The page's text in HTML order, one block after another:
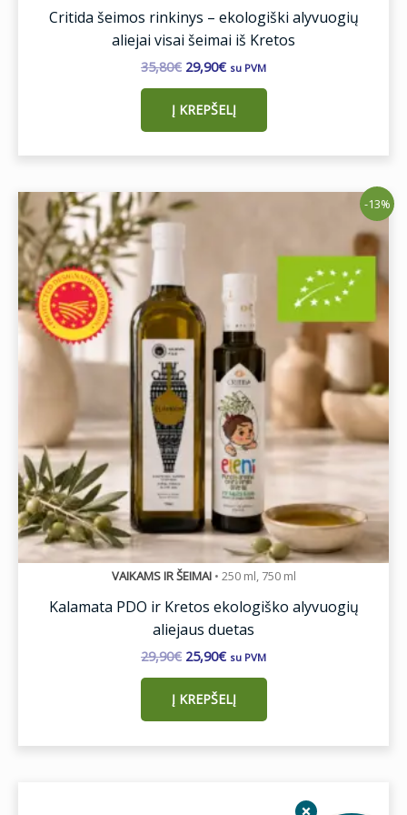
Critida šeimos rinkinys – ekologiški alyvuogių
aliejai visai šeimai iš Kretos
35,80€ 29,90€ su PVM
Į KREPŠELĮ
-13%
VAIKAMS IR ŠEIMAI• 250 ml, 750 ml
Kalamata PDO ir Kretos ekologiško alyvuogių
aliejaus duetas
29,90€
Original
price
25,90€ su PVM
Į KREPŠELĮ